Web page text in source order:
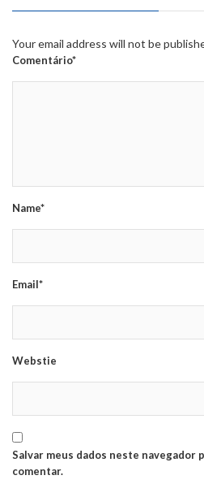
Your email address will not be
Comentário*
Name*
Email*
Webstie
Salvar meus dados neste navegador
comentar.